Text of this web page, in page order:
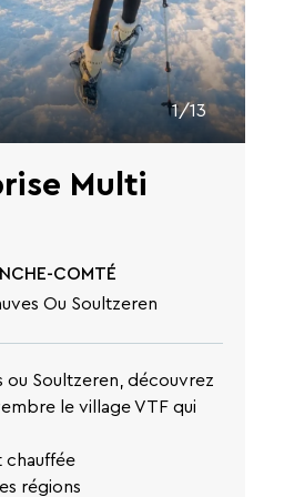
1/13
Multi
COMTÉ
Ou Soultzeren
ou Soultzeren, découvrez
le village VTF qui
chauffée
régions